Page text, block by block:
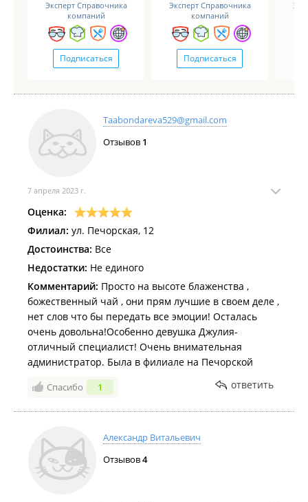
Эксперт Справочника
компаний
Подписаться
Эксперт Справочника
компаний
Подписаться
Taabondareva529@gmail.com
Отзывов 1
7 апреля 2023 г.
Оценка:
Филиал: ул. Печорская, 12
Достоинства: Все
Недостатки: Не единого
Комментарий: Просто на высоте блаженства ,
божественный чай , они прям лучшие в своем деле ,
нет слов что бы передать все эмоции! Осталась
очень довольна!Особенно девушка Джулия-
отличный специалист! Очень внимательная
администратор. Была в филиале на Печорской
Спасибо 1 ответить
Александр Витальевич
Отзывов4